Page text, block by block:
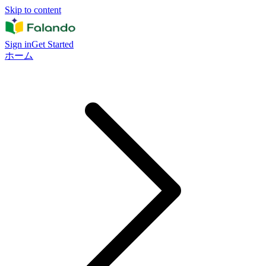
Skip to content
Sign inGet Started
ホーム